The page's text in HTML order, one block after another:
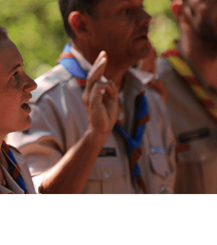
Exporter les lignes sélectionnées
Exporter toutes les colonnes
Exporter uniquement les colonnes affichées
Menu
?>
Images de la page d'accueil
Cliquez pour éditer